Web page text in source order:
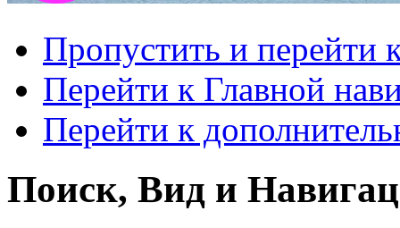
Пропустить и перейти
Перейти к Главной
Перейти к
Поиск, Вид и